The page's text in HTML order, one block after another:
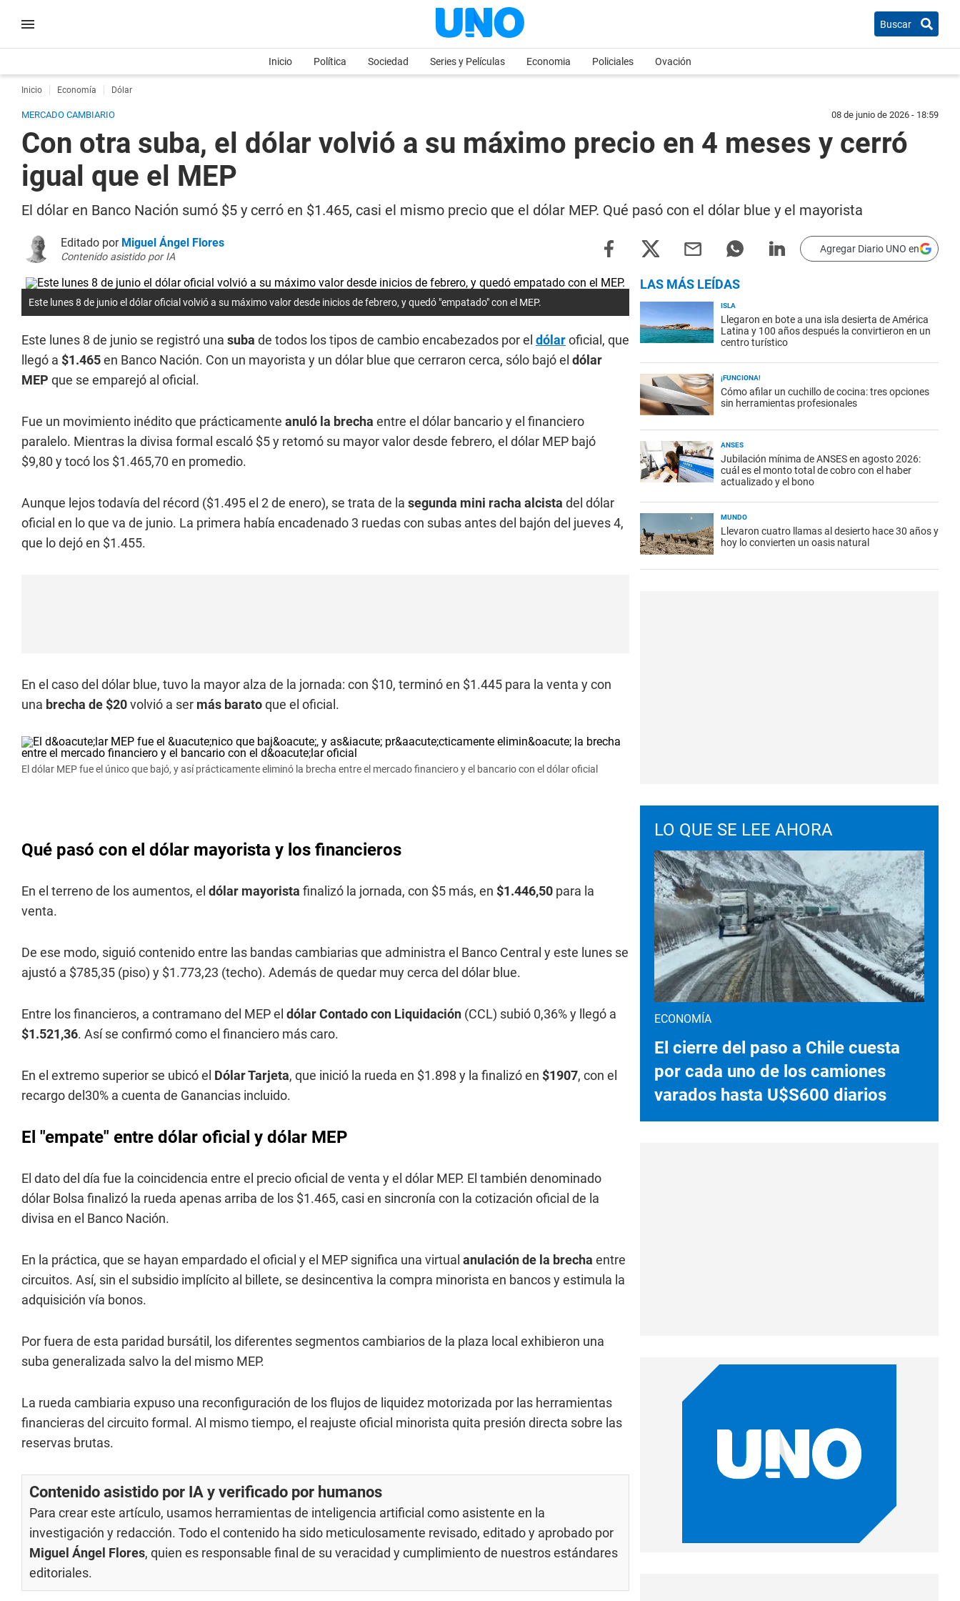
Buscar
Inicio Política Sociedad Series y Películas Economia Policiales Ovación
Inicio Economía Dólar
MERCADO CAMBIARIO 08 de junio de 2026 - 18:59
Con otra suba, el dólar volvió a su máximo precio en 4 meses y cerró
igual que el MEP
El dólar en Banco Nación sumó $5 y cerró en $1.465, casi el mismo precio que el dólar MEP. Qué pasó con el dólar blue y el mayorista
Editado por Miguel Ángel Flores
Contenido asistido por IA
Agregar Diario UNO en
Este lunes 8 de junio el dólar oficial volvió a su máximo valor desde inicios de febrero, y quedó "empatado" con el MEP.
Este lunes 8 de junio se registró una suba de todos los tipos de cambio encabezados por el dólaroficial, que
llegó a $1.465en Banco Nación. Con un mayorista y un dólar blue que cerraron cerca, sólo bajó el dólar
MEP que se emparejó al oficial.
Fue un movimiento inédito que prácticamente anuló la brecha entre el dólar bancario y el financiero
paralelo. Mientras la divisa formal escaló $5 y retomó su mayor valor desde febrero, el dólar MEP bajó
$9,80 y tocó los $1.465,70 en promedio.
Aunque lejos todavía del récord ($1.495 el 2 de enero), se trata de la segunda mini racha alcista del dólar
oficial en lo que va de junio. La primera había encadenado 3 ruedas con subas antes del bajón del jueves 4,
que lo dejó en $1.455.
En el caso del dólar blue, tuvo la mayor alza de la jornada: con $10, terminó en $1.445 para la venta y con
una brecha de $20volvió a ser más baratoque el oficial.
El dólar MEP fue el único que bajó, y así prácticamente eliminó la brecha entre el mercado financiero y el bancario con el dólar oficial
Qué pasó con el dólar mayorista y los financieros
En el terreno de los aumentos, el dólar mayorista finalizó la jornada, con $5 más, en $1.446,50 para la
venta.
De ese modo, siguió contenido entre las bandas cambiarias que administra el Banco Central y este lunes se
ajustó a $785,35 (piso) y $1.773,23 (techo). Además de quedar muy cerca del dólar blue.
Entre los financieros, a contramano del MEP el dólar Contado con Liquidación (CCL) subió 0,36% y llegó a
$1.521,36. Así se confirmó como el financiero más caro.
En el extremo superior se ubicó el Dólar Tarjeta, que inició la rueda en $1.898 y la finalizó en $1907, con el
recargo del30% a cuenta de Ganancias incluido.
El "empate" entre dólar oficial y dólar MEP
El dato del día fue la coincidencia entre el precio oficial de venta y el dólar MEP. El también denominado
dólar Bolsa finalizó la rueda apenas arriba de los $1.465, casi en sincronía con la cotización oficial de la
divisa en el Banco Nación.
En la práctica, que se hayan empardado el oficial y el MEP significa una virtual anulación de la brecha entre
circuitos. Así, sin el subsidio implícito al billete, se desincentiva la compra minorista en bancos y estimula la
adquisición vía bonos.
Por fuera de esta paridad bursátil, los diferentes segmentos cambiarios de la plaza local exhibieron una
suba generalizada salvo la del mismo MEP.
La rueda cambiaria expuso una reconfiguración de los flujos de liquidez motorizada por las herramientas
financieras del circuito formal. Al mismo tiempo, el reajuste oficial minorista quita presión directa sobre las
reservas brutas.
Contenido asistido por IA y verificado por humanos
Para crear este artículo, usamos herramientas de inteligencia artificial como asistente en la
investigación y redacción. Todo el contenido ha sido meticulosamente revisado, editado y aprobado por
Miguel Ángel Flores, quien es responsable final de su veracidad y cumplimiento de nuestrosestándares
editoriales.
LAS MÁS LEÍDAS
ISLA
Llegaron en bote a una isla desierta de América
Latina y 100 años después la convirtieron en un
centro turístico
¡FUNCIONA!
Cómo afilar un cuchillo de cocina: tres opciones
sin herramientas profesionales
ANSES
Jubilación mínima de ANSES en agosto 2026:
cuál es el monto total de cobro con el haber
actualizado y el bono
MUNDO
Llevaron cuatro llamas al desierto hace 30 años y
hoy lo convierten un oasis natural
LO QUE SE LEE AHORA
ECONOMÍA
El cierre del paso a Chile cuesta
por cada uno de los camiones
varados hasta U$S600 diarios